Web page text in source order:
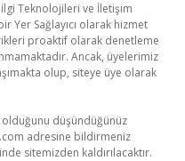
Teknolojileri ve İletişim
Yer Sağlayıcı olarak hizmet
proaktif olarak denetleme
Ancak, üyelerimiz
olup, siteye üye olarak
olduğunu düşündüğünüz
adresine bildirmeniz
sitemizden kaldırılacaktır.